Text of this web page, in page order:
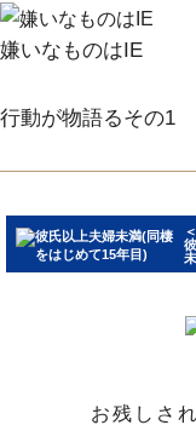
嫌いなものはIE
行動が物語るその1
お残しさ